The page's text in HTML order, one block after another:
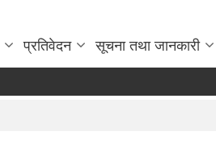
प्रतिवेदन सूचना तथा जानकारी